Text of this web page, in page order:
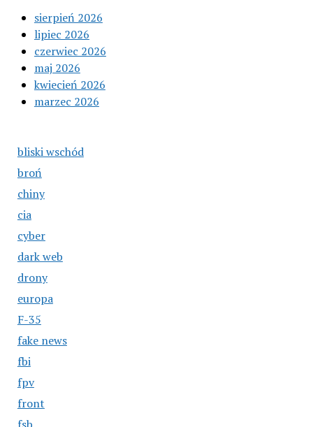
sierpień 2026
lipiec 2026
czerwiec 2026
maj 2026
kwiecień 2026
marzec 2026
bliski wschód
broń
chiny
cia
cyber
dark web
drony
europa
F-35
fake news
fbi
fpv
front